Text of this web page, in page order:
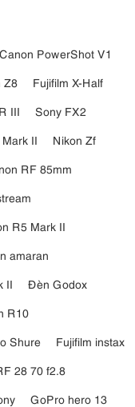
Canon PowerShot V1
Z8
Fujifilm X-Half
III
Sony FX2
II
Nikon Zf
RF 85mm
R5 Mark II
amaran
II
Đèn Godox
R10
Shure
Fujifilm instax
28 70 f2.8
GoPro hero 13